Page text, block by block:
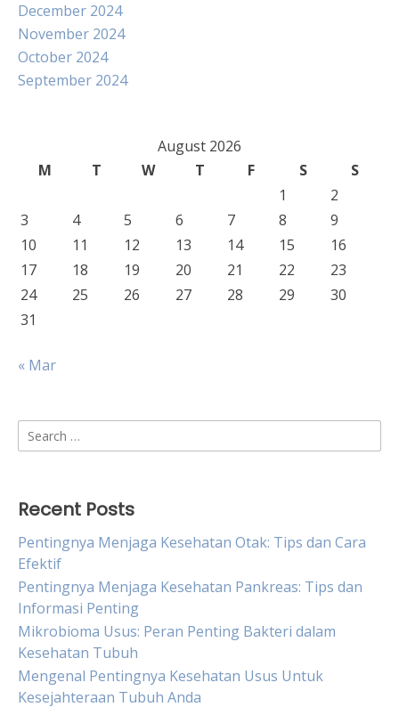
December 2024
November 2024
October 2024
September 2024
August 2026
M
T W T F S
S
1
2
3
4 5 6 7 8
9
10
11 12 13 14 15
16
17
18 19 20 21 22
23
24
25 26 27 28 29
30
31
« Mar
Search
for:
Recent Posts
Pentingnya Menjaga Kesehatan Otak: Tips dan Cara
Efektif
Pentingnya Menjaga Kesehatan Pankreas: Tips dan
Informasi Penting
Mikrobioma Usus: Peran Penting Bakteri dalam
Kesehatan Tubuh
Mengenal Pentingnya Kesehatan Usus Untuk
Kesejahteraan Tubuh Anda